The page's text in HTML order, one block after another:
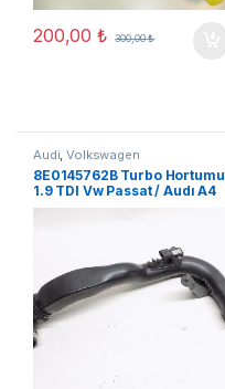
200,00₺ 300,00₺
Audi,Volkswagen
8E0145762B Turbo Hortumu
1.9 TDI Vw Passat / Audı A4
B6